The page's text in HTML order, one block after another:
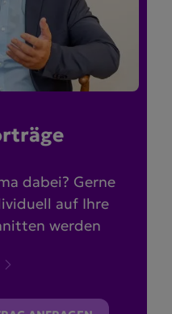
dabei? Gerne
auf Ihre
werden